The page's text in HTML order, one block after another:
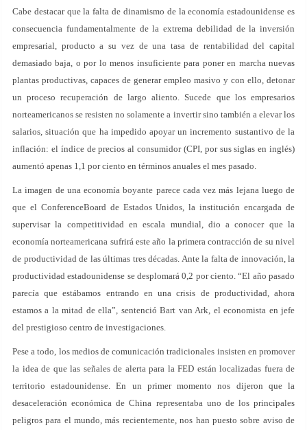
Cabe destacar que la falta de dinamismo de la economía estadounidense es
consecuencia fundamentalmente de la extrema debilidad de la inversión
empresarial, producto a su vez de una tasa de rentabilidad del capital
demasiado baja, o por lo menos insuficiente para poner en marcha nuevas
plantas productivas, capaces de generar empleo masivo y con ello, detonar
un proceso recuperación de largo aliento. Sucede que los empresarios
norteamericanos se resisten no solamente a invertir sino también a elevar los
salarios, situación que ha impedido apoyar un incremento sustantivo de la
inflación: el índice de precios al consumidor (CPI, por sus siglas en inglés)
aumentó apenas 1,1 por ciento en términos anuales el mes pasado.
La imagen de una economía boyante parece cada vez más lejana luego de
que el ConferenceBoard de Estados Unidos, la institución encargada de
supervisar la competitividad en escala mundial, dio a conocer que la
economía norteamericana sufrirá este año la primera contracción de su nivel
de productividad de las últimas tres décadas. Ante la falta de innovación, la
productividad estadounidense se desplomará 0,2 por ciento. “El año pasado
parecía que estábamos entrando en una crisis de productividad, ahora
estamos a la mitad de ella”, sentenció Bart van Ark, el economista en jefe
del prestigioso centro de investigaciones.
Pese a todo, los medios de comunicación tradicionales insisten en promover
la idea de que las señales de alerta para la FED están localizadas fuera de
territorio estadounidense. En un primer momento nos dijeron que la
desaceleración económica de China representaba uno de los principales
peligros para el mundo, más recientemente, nos han puesto sobre aviso de